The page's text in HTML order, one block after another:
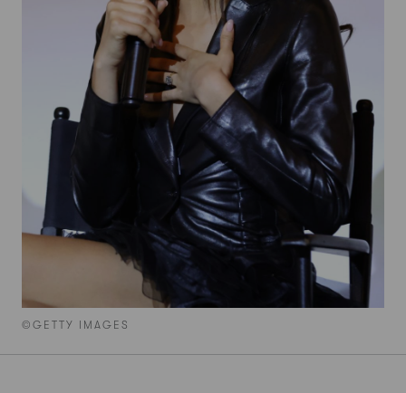
©GETTY IMAGES